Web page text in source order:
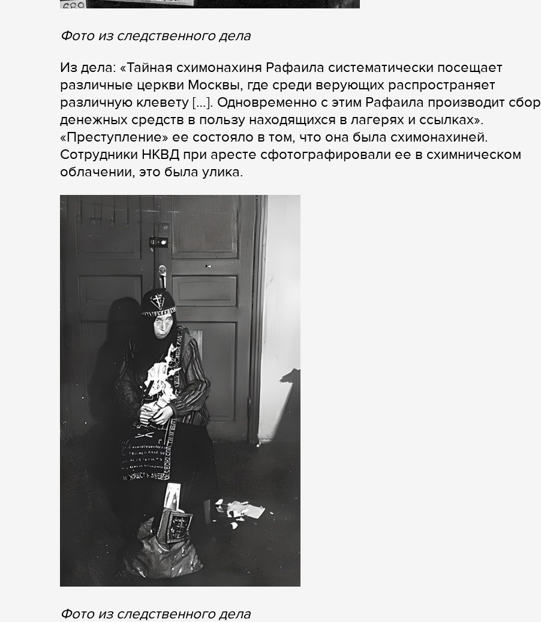
Фото из следственного дела
Из дела: «Тайная схимонахиня Рафаила систематически посещает
различные церкви Москвы, где среди верующих распространяет
различную клевету […]. Одновременно с этим Рафаила производит сбор
денежных средств в пользу находящихся в лагерях и ссылках».
«Преступление» ее состояло в том, что она была схимонахиней.
Сотрудники НКВД при аресте сфотографировали ее в схимническом
облачении, это была улика.
Фото из следственного дела